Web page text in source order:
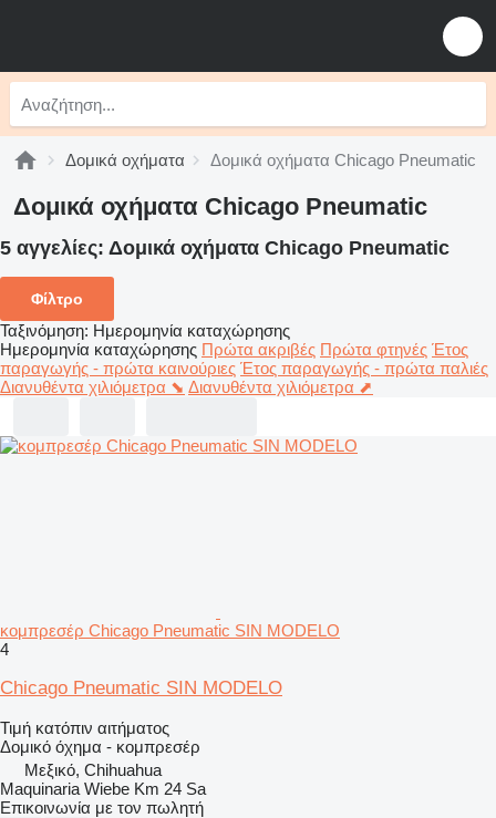
Δομικά οχήματα Δομικά οχήματα Chicago Pneumatic
Δομικά οχήματα Chicago Pneumatic
5 αγγελίες: Δομικά οχήματα Chicago Pneumatic
Φίλτρο
Ταξινόμηση: Ημερομηνία καταχώρησης
Ημερομηνία καταχώρησης Πρώτα ακριβές Πρώτα φτηνές Έτος
παραγωγής - πρώτα καινούριες Έτος παραγωγής - πρώτα παλιές
Διανυθέντα χιλιόμετρα ⬊ Διανυθέντα χιλιόμετρα ⬈
κομπρεσέρ Chicago Pneumatic SIN MODELO
4
Chicago Pneumatic SIN MODELO
Τιμή κατόπιν αιτήματος
Δομικό όχημα - κομπρεσέρ
Μεξικό, Chihuahua
Maquinaria Wiebe Km 24 Sa
Επικοινωνία με τον πωλητή